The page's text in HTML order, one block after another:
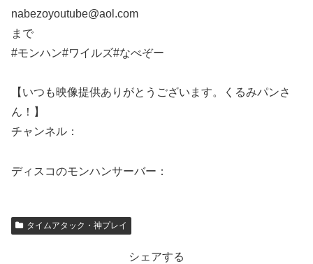
nabezoyoutube@aol.com
まで
#モンハン#ワイルズ#なべぞー
【いつも映像提供ありがとうございます。くるみパンさ
ん！】
チャンネル：
ディスコのモンハンサーバー：
タイムアタック・神プレイ
シェアする